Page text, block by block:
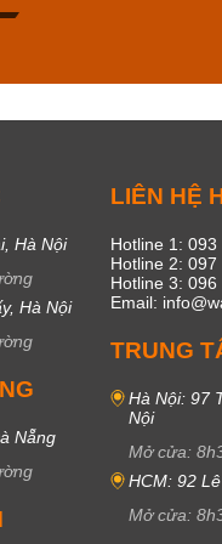
Hà Nội
Hà Nội
Nẵng
LIÊN HỆ
Hotline 1: 093
Hotline 2: 097
Hotline 3:
Email:
TRUNG
Hà Nội: 97
Nội
Mở cửa:
HCM: 92
Mở cửa: